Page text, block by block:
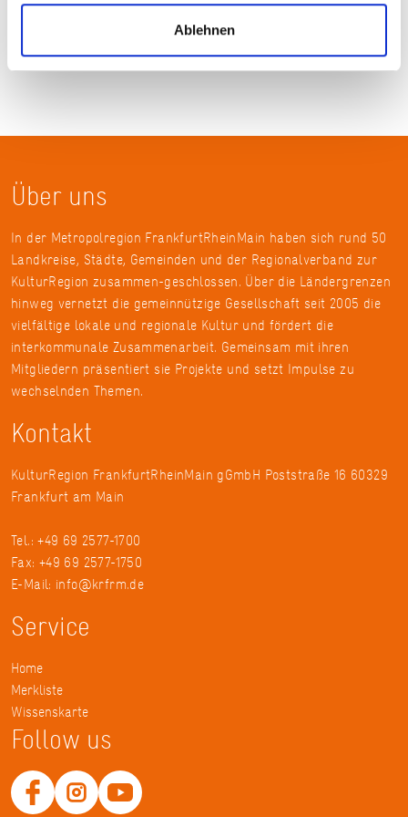
Ablehnen
Über uns
In der Metropolregion FrankfurtRheinMain haben sich rund 50
Landkreise, Städte, Gemeinden und der Regionalverband zur
KulturRegion zusammen-geschlossen. Über die Ländergrenzen
hinweg vernetzt die gemeinnützige Gesellschaft seit 2005 die
vielfältige lokale und regionale Kultur und fördert die
interkommunale Zusammenarbeit. Gemeinsam mit ihren
Mitgliedern präsentiert sie Projekte und setzt Impulse zu
wechselnden Themen.
Kontakt
KulturRegion FrankfurtRheinMain gGmbH Poststraße 16 60329
Frankfurt am Main
Tel.: +49 69 2577-1700
Fax: +49 69 2577-1750
E-Mail: info@krfrm.de
Service
Home
Merkliste
Wissenskarte
Follow us